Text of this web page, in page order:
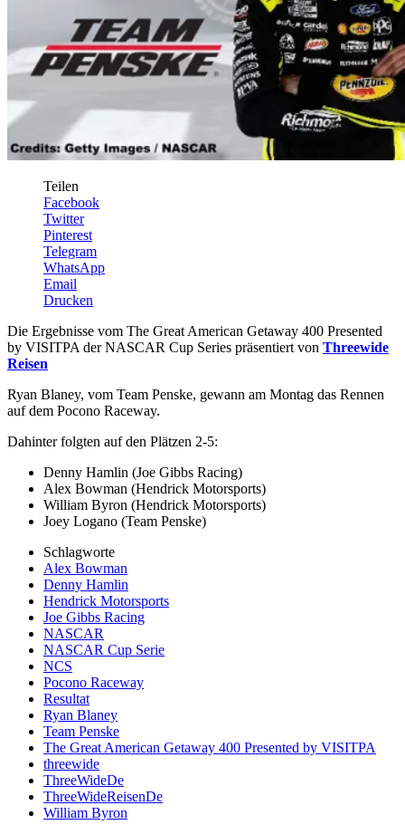
Teilen
Facebook
Twitter
Pinterest
Telegram
WhatsApp
Email
Drucken
Die Ergebnisse vom The Great American Getaway 400 Presented
by VISITPA der NASCAR Cup Series präsentiert von Threewide
Reisen
Ryan Blaney, vom Team Penske, gewann am Montag das Rennen
auf dem Pocono Raceway.
Dahinter folgten auf den Plätzen 2-5:
Denny Hamlin (Joe Gibbs Racing)
Alex Bowman (Hendrick Motorsports)
William Byron (Hendrick Motorsports)
Joey Logano (Team Penske)
Schlagworte
Alex Bowman
Denny Hamlin
Hendrick Motorsports
Joe Gibbs Racing
NASCAR
NASCAR Cup Serie
NCS
Pocono Raceway
Resultat
Ryan Blaney
Team Penske
The Great American Getaway 400 Presented by VISITPA
threewide
ThreeWideDe
ThreeWideReisenDe
William Byron